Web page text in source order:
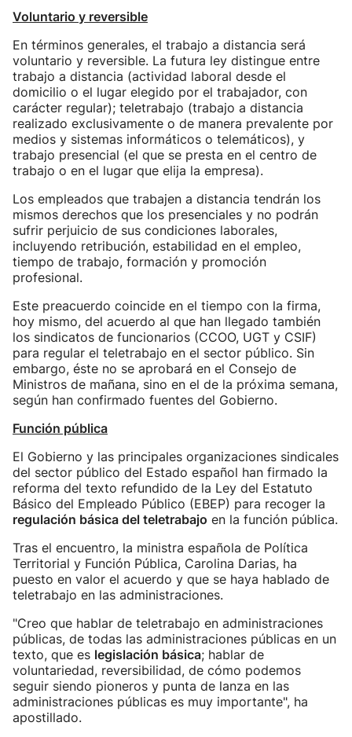
Voluntario y reversible
En términos generales, el trabajo a distancia será
voluntario y reversible. La futura ley distingue entre
trabajo a distancia (actividad laboral desde el
domicilio o el lugar elegido por el trabajador, con
carácter regular); teletrabajo (trabajo a distancia
realizado exclusivamente o de manera prevalente por
medios y sistemas informáticos o telemáticos), y
trabajo presencial (el que se presta en el centro de
trabajo o en el lugar que elija la empresa).
Los empleados que trabajen a distancia tendrán los
mismos derechos que los presenciales y no podrán
sufrir perjuicio de sus condiciones laborales,
incluyendo retribución, estabilidad en el empleo,
tiempo de trabajo, formación y promoción
profesional.
Este preacuerdo coincide en el tiempo con la firma,
hoy mismo, del acuerdo al que han llegado también
los sindicatos de funcionarios (CCOO, UGT y CSIF)
para regular el teletrabajo en el sector público. Sin
embargo, éste no se aprobará en el Consejo de
Ministros de mañana, sino en el de la próxima semana,
según han confirmado fuentes del Gobierno.
Función pública
El Gobierno y las principales organizaciones sindicales
del sector público del Estado español han firmado la
reforma del texto refundido de la Ley del Estatuto
Básico del Empleado Público (EBEP) para recoger la
regulación básica del teletrabajo en la función pública.
Tras el encuentro, la ministra española de Política
Territorial y Función Pública, Carolina Darias, ha
puesto en valor el acuerdo y que se haya hablado de
teletrabajo en las administraciones.
"Creo que hablar de teletrabajo en administraciones
públicas, de todas las administraciones públicas en un
texto, que es legislación básica; hablar de
voluntariedad, reversibilidad, de cómo podemos
seguir siendo pioneros y punta de lanza en las
administraciones públicas es muy importante", ha
apostillado.